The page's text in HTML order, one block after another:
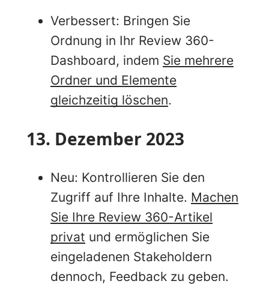
Verbessert: Bringen Sie
Ordnung in Ihr Review 360-
Dashboard, indem Sie mehrere
Ordner und Elemente
gleichzeitig löschen.
13. Dezember 2023
Neu: Kontrollieren Sie den
Zugriff auf Ihre Inhalte. Machen
Sie Ihre Review 360-Artikel
privat und ermöglichen Sie
eingeladenen Stakeholdern
dennoch, Feedback zu geben.